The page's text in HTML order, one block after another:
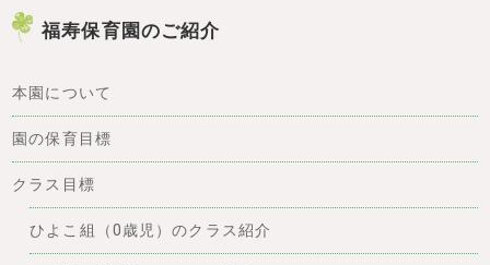
福寿保育園のご紹介
本園について
園の保育目標
クラス目標
ひよこ組（0歳児）のクラス紹介